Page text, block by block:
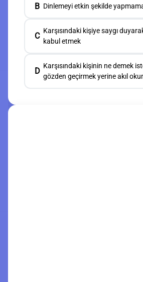
B Dinlemeyi etkin şekilde
C
Karşısındaki kişiye saygı
kabul etmek
D
Karşısındaki kişinin ne demek
gözden geçirmek yerine akıl